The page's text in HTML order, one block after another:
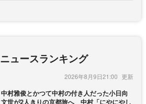
ニュースランキング
2026年8月9日21:00
中村雅俊とかつて中村の付き人だった小日向
文世が2人きりの京都旅へ 中村「にやにやし